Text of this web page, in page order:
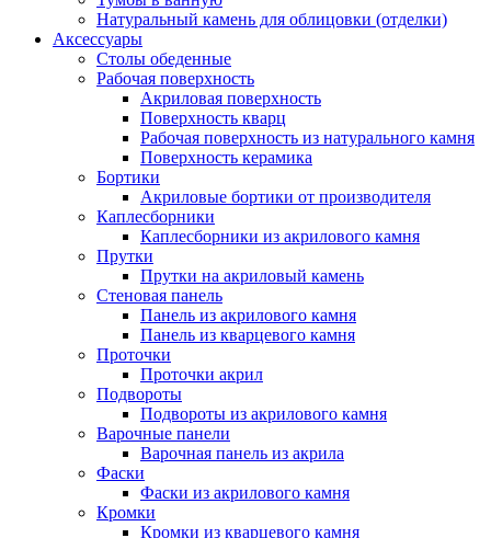
Натуральный камень для облицовки (отделки)
Аксессуары
Столы обеденные
Рабочая поверхность
Акриловая поверхность
Поверхность кварц
Рабочая поверхность из натурального камня
Поверхность керамика
Бортики
Акриловые бортики от производителя
Каплесборники
Каплесборники из акрилового камня
Прутки
Прутки на акриловый камень
Стеновая панель
Панель из акрилового камня
Панель из кварцевого камня
Проточки
Проточки акрил
Подвороты
Подвороты из акрилового камня
Варочные панели
Варочная панель из акрила
Фаски
Фаски из акрилового камня
Кромки
Кромки из кварцевого камня